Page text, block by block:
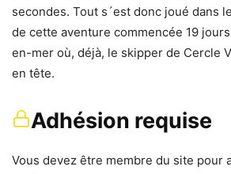
secondes. Tout s´est donc joué dans
de cette aventure commencée 19
en-mer où, déjà, le skipper de Cercle
en tête.
Adhésion requise
Vous devez être membre du site pour